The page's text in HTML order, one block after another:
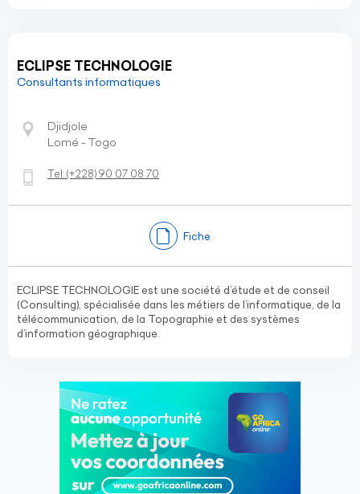
ECLIPSE TECHNOLOGIE
Consultants informatiques
Djidjole
Lomé - Togo
Tel:(+228)90 07 08 70
Fiche
ECLIPSE TECHNOLOGIE est une société d’étude et de conseil
(Consulting), spécialisée dans les métiers de l’informatique, de la
télécommunication, de la Topographie et des systèmes
d’information géographique.